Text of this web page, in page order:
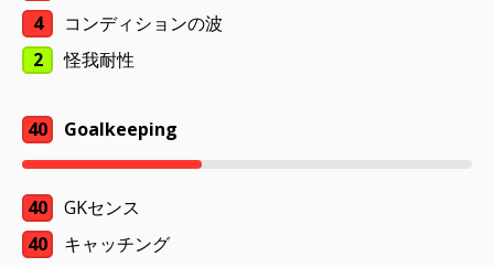
4
コンディションの波
2
怪我耐性
40 Goalkeeping
40
GKセンス
40
キャッチング